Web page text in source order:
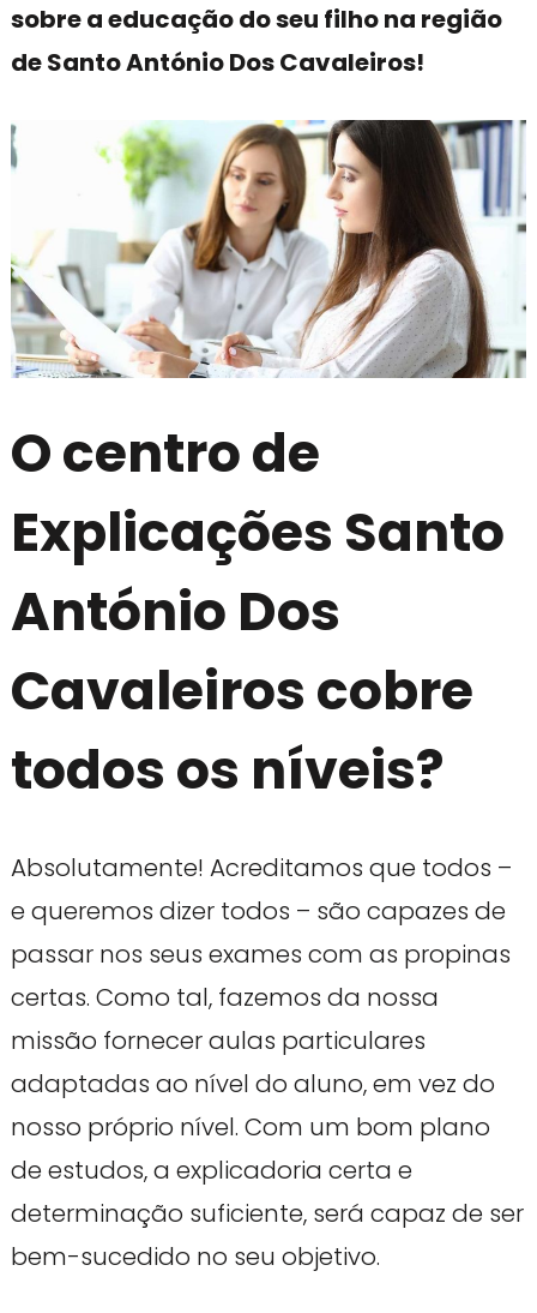
sobre a educação do seu filho na região
de Santo António Dos Cavaleiros!
O centro de
Explicações Santo
António Dos
Cavaleiros cobre
todos os níveis?
Absolutamente! Acreditamos que todos –
e queremos dizer todos – são capazes de
passar nos seus exames com as propinas
certas. Como tal, fazemos da nossa
missão fornecer aulas particulares
adaptadas ao nível do aluno, em vez do
nosso próprio nível. Com um bom plano
de estudos, a explicadoria certa e
determinação suficiente, será capaz de ser
bem-sucedido no seu objetivo.